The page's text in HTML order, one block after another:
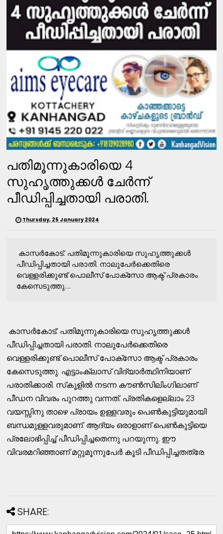
പതിമൂന്നുകാരിയെ 4
സുഹൃത്തുക്കള്‍ ചേർന്ന്
പീഡിപ്പിച്ചതായി പരാതി.
Thursday, 25 January 2024
കാസര്‍കോട്: പതിമൂന്നുകാരിയെ സുഹൃത്തുക്കള്‍
പീഡിപ്പിച്ചതായി പരാതി. നാലുപേര്‍ക്കെതിരെ
വെള്ളരിക്കുണ്ട് പൊലീസ് പോക്സോ ആക്ട് പ്രകാരം
കേസെടുത്തു....
കാസര്‍കോട്: പതിമൂന്നുകാരിയെ സുഹൃത്തുക്കള്‍
പീഡിപ്പിച്ചതായി പരാതി. നാലുപേര്‍ക്കെതിരെ
വെള്ളരിക്കുണ്ട് പൊലീസ് പോക്സോ ആക്ട് പ്രകാരം
കേസെടുത്തു. എട്ടാംക്ലാസ് വിദ്യാര്‍ത്ഥിനിയാണ്
പരാതിക്കാരി. സ്‌കൂളില്‍ നടന്ന കൗണ്‍സിലിംഗിലാണ്
പീഡന വിവരം പുറത്തു വന്നത്. പ്രതികളെല്ലാം 23
വയസ്സിനു താഴെ പ്രായം ഉള്ളവരും പെണ്‍കുട്ടിയുമായി
ബന്ധമുള്ളവരുമാണ്. ആദ്യം ഒരാളാണ് പെണ്‍കുട്ടിയെ
പ്രലോഭിപ്പിച്ച് പീഡിപ്പിച്ചതെന്നു പറയുന്നു. ഈ
വിവരമറിഞ്ഞാണ് മറ്റുമൂന്നുപേര്‍ കൂടി പീഡിപ്പിച്ചതത്രേ.
SHARE: